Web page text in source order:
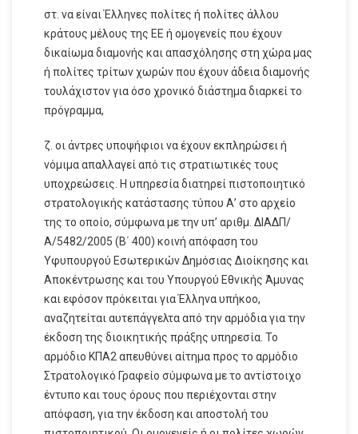
στ. να είναι Έλληνες πολίτες ή πολίτες άλλου
κράτους μέλους της ΕΕ ή ομογενείς που έχουν
δικαίωμα διαμονής και απασχόλησης στη χώρα μας
ή πολίτες τρίτων χωρών που έχουν άδεια διαμονής
τουλάχιστον για όσο χρονικό διάστημα διαρκεί το
πρόγραμμα,
ζ. οι άντρες υποψήφιοι να έχουν εκπληρώσει ή
νόμιμα απαλλαγεί από τις στρατιωτικές τους
υποχρεώσεις. H υπηρεσία διατηρεί πιστοποιητικό
στρατολογικής κατάστασης τύπου Α’ στο αρχείο
της το οποίο, σύμφωνα με την υπ’ αριθμ. ΔΙΑΔΠ/
Α/5482/2005 (Β΄ 400) κοινή απόφαση του
Υφυπουργού Εσωτερικών Δημόσιας Διοίκησης και
Αποκέντρωσης και του Υπουργού Εθνικής Άμυνας
και εφόσον πρόκειται για Έλληνα υπήκοο,
αναζητείται αυτεπάγγελτα από την αρμόδια για την
έκδοση της διοικητικής πράξης υπηρεσία. Το
αρμόδιο ΚΠΑ2 απευθύνει αίτημα προς το αρμόδιο
Στρατολογικό Γραφείο σύμφωνα με το αντίστοιχο
έντυπο και τους όρους που περιέχονται στην
απόφαση, για την έκδοση και αποστολή του